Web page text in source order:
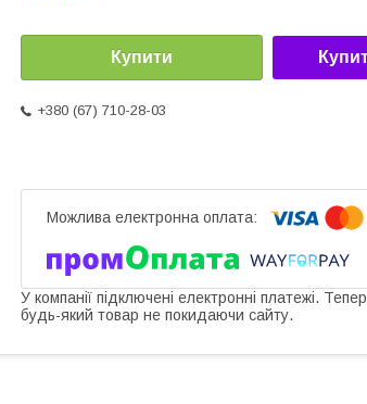
Купити
+380 (67) 710-28-03
У компанії підключені електронні платежі.
будь-який товар не покидаючи сайту.